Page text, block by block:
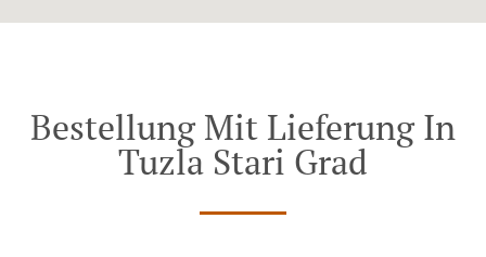
Bestellung Mit Lieferung In
Tuzla Stari Grad